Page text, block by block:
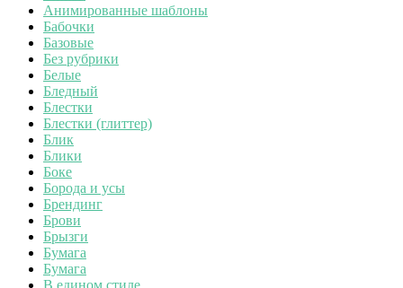
Анимированные шаблоны
Бабочки
Базовые
Без рубрики
Белые
Бледный
Блестки
Блестки (глиттер)
Блик
Блики
Боке
Борода и усы
Брендинг
Брови
Брызги
Бумага
Бумага
В едином стиле